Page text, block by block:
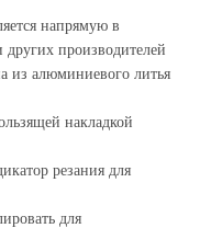
напрямую в
производителей
из алюминиевого литья
накладкой
резания для
для